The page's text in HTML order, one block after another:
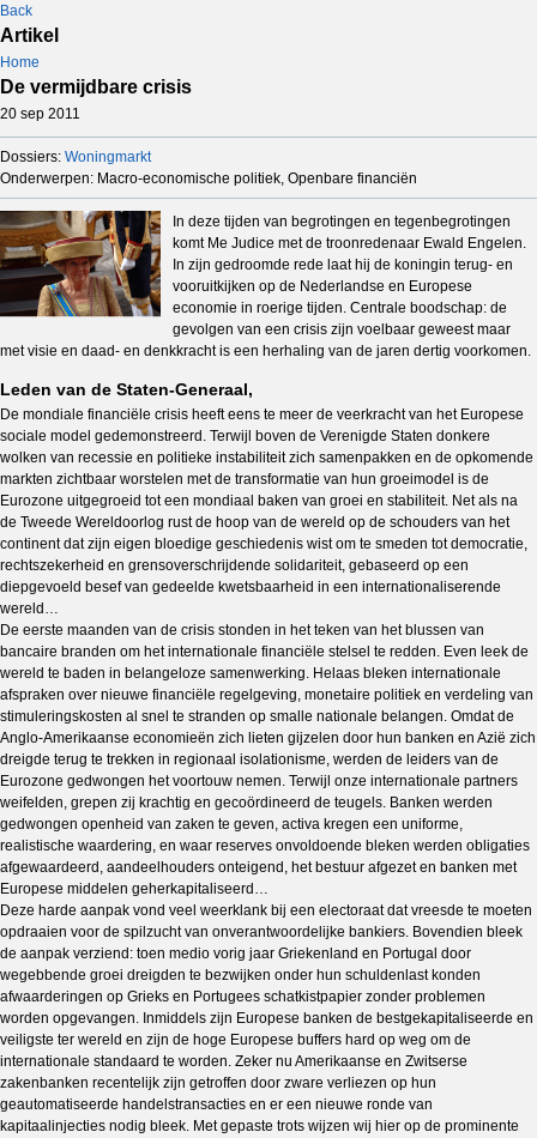
Back
Artikel
Home
De vermijdbare crisis
20 sep 2011
Dossiers: Woningmarkt
Onderwerpen: Macro-economische politiek, Openbare financiën
In deze tijden van begrotingen en tegenbegrotingen
komt Me Judice met de troonredenaar Ewald Engelen.
In zijn gedroomde rede laat hij de koningin terug- en
vooruitkijken op de Nederlandse en Europese
economie in roerige tijden. Centrale boodschap: de
gevolgen van een crisis zijn voelbaar geweest maar
met visie en daad- en denkkracht is een herhaling van de jaren dertig voorkomen.
Leden van de Staten-Generaal,
De mondiale financiële crisis heeft eens te meer de veerkracht van het Europese
sociale model gedemonstreerd. Terwijl boven de Verenigde Staten donkere
wolken van recessie en politieke instabiliteit zich samenpakken en de opkomende
markten zichtbaar worstelen met de transformatie van hun groeimodel is de
Eurozone uitgegroeid tot een mondiaal baken van groei en stabiliteit. Net als na
de Tweede Wereldoorlog rust de hoop van de wereld op de schouders van het
continent dat zijn eigen bloedige geschiedenis wist om te smeden tot democratie,
rechtszekerheid en grensoverschrijdende solidariteit, gebaseerd op een
diepgevoeld besef van gedeelde kwetsbaarheid in een internationaliserende
wereld…
De eerste maanden van de crisis stonden in het teken van het blussen van
bancaire branden om het internationale financiële stelsel te redden. Even leek de
wereld te baden in belangeloze samenwerking. Helaas bleken internationale
afspraken over nieuwe financiële regelgeving, monetaire politiek en verdeling van
stimuleringskosten al snel te stranden op smalle nationale belangen. Omdat de
Anglo-Amerikaanse economieën zich lieten gijzelen door hun banken en Azië zich
dreigde terug te trekken in regionaal isolationisme, werden de leiders van de
Eurozone gedwongen het voortouw nemen. Terwijl onze internationale partners
weifelden, grepen zij krachtig en gecoördineerd de teugels. Banken werden
gedwongen openheid van zaken te geven, activa kregen een uniforme,
realistische waardering, en waar reserves onvoldoende bleken werden obligaties
afgewaardeerd, aandeelhouders onteigend, het bestuur afgezet en banken met
Europese middelen geherkapitaliseerd…
Deze harde aanpak vond veel weerklank bij een electoraat dat vreesde te moeten
opdraaien voor de spilzucht van onverantwoordelijke bankiers. Bovendien bleek
de aanpak verziend: toen medio vorig jaar Griekenland en Portugal door
wegebbende groei dreigden te bezwijken onder hun schuldenlast konden
afwaarderingen op Grieks en Portugees schatkistpapier zonder problemen
worden opgevangen. Inmiddels zijn Europese banken de bestgekapitaliseerde en
veiligste ter wereld en zijn de hoge Europese buffers hard op weg om de
internationale standaard te worden. Zeker nu Amerikaanse en Zwitserse
zakenbanken recentelijk zijn getroffen door zware verliezen op hun
geautomatiseerde handelstransacties en er een nieuwe ronde van
kapitaalinjecties nodig bleek. Met gepaste trots wijzen wij hier op de prominente